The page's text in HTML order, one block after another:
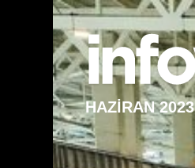
HAZİRAN 2023